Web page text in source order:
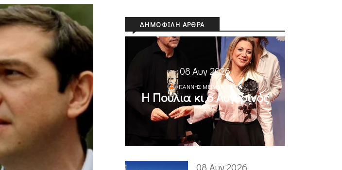
ΔΗΜΟΦΙΛΉ ΆΡΘΡΑ
08 Αυγ 2026
ΓΙΆΝΝΗΣ ΜΕΪΜΆΡΟΓΛΟΥ
Η Πούλια κι ο Αυγερινός
08 Αυγ 2026